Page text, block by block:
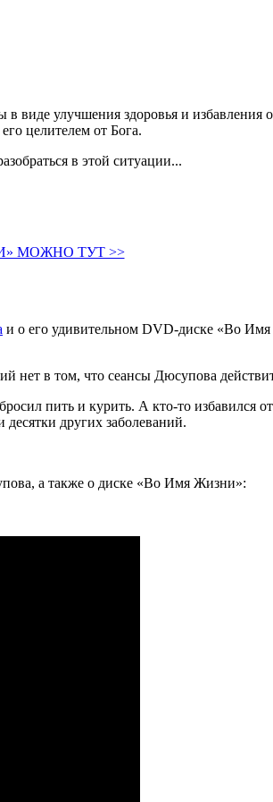
в виде улучшения здоровья и
целителем от Бога.
в этой ситуации...
МОЖНО ТУТ >>
и о его удивительном DVD-диске «Во
нет в том, что сеансы Дюсупова
пить и курить. А кто-то избавился
десятки других заболеваний.
а также о диске «Во Имя Жизни»: